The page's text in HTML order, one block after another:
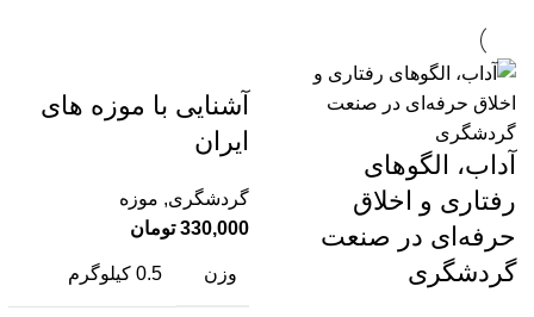
آداب، الگوهای
رفتاری و اخلاق
حرفه‌ای در صنعت
گردشگری
آشنایی با موزه های
ایران
گردشگری, موزه
330,000 تومان
وزن 0.5 کیلوگرم